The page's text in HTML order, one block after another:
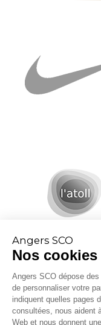
Angers SCO
Nos cookies
Angers SCO dépose
de personnaliser votre
indiquent quelles pages
consultées, nous aident
Web et nous donnent